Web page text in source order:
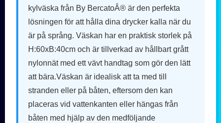
kylväska från By BercatoÂ® är den perfekta
lösningen för att hålla dina drycker kalla när du
är på språng. Väskan har en praktisk storlek på
H:60xB:40cm och är tillverkad av hållbart grått
nylonnät med ett vävt handtag som gör den lätt
att bära.Väskan är idealisk att ta med till
stranden eller på båten, eftersom den kan
placeras vid vattenkanten eller hängas från
båten med hjälp av den medföljande